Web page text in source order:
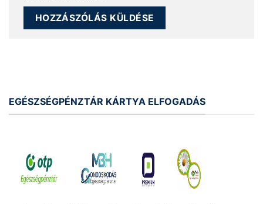
EGÉSZSÉGPÉNZTÁR KÁRTYA ELFOGADÁS